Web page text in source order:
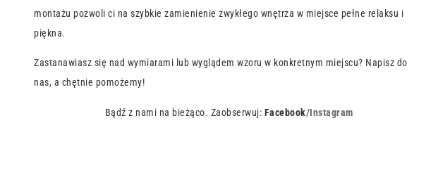
montażu pozwoli ci na szybkie zamienienie zwykłego wnętrza w miejsce pełne relaksu i
piękna.
Zastanawiasz się nad wymiarami lub wyglądem wzoru w konkretnym miejscu? Napisz do
nas, a chętnie pomożemy!
Bądź z nami na bieżąco. Zaobserwuj: Facebook/Instagram